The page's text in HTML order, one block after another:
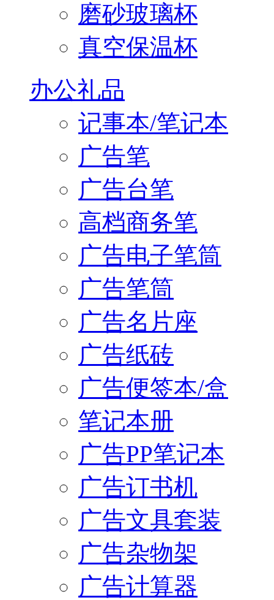
磨砂玻璃杯
真空保温杯
办公礼品
记事本/笔记本
广告笔
广告台笔
高档商务笔
广告电子笔筒
广告笔筒
广告名片座
广告纸砖
广告便签本/盒
笔记本册
广告PP笔记本
广告订书机
广告文具套装
广告杂物架
广告计算器